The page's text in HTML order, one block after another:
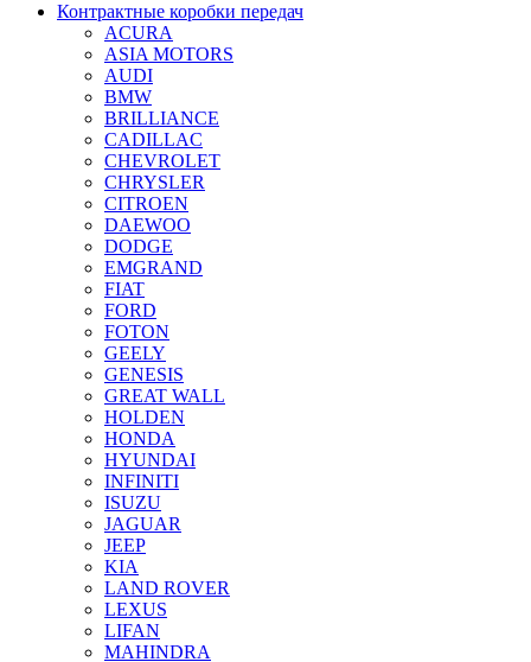
Контрактные коробки передач
ACURA
ASIA MOTORS
AUDI
BMW
BRILLIANCE
CADILLAC
CHEVROLET
CHRYSLER
CITROEN
DAEWOO
DODGE
EMGRAND
FIAT
FORD
FOTON
GEELY
GENESIS
GREAT WALL
HOLDEN
HONDA
HYUNDAI
INFINITI
ISUZU
JAGUAR
JEEP
KIA
LAND ROVER
LEXUS
LIFAN
MAHINDRA